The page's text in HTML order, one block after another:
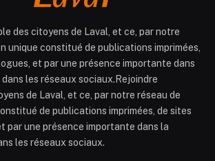
des citoyens de Laval, et ce, par notre
unique constitué de publications imprimées,
et par une présence importante dans
les réseaux sociaux.Rejoindre
de Laval, et ce, par notre réseau de
de publications imprimées, de sites
par une présence importante dans la
les réseaux sociaux.